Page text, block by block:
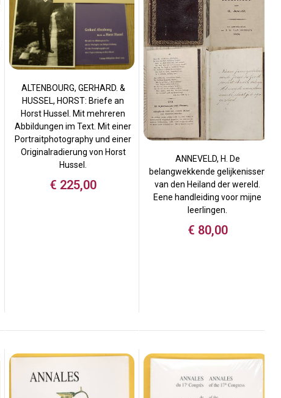
ALTENBOURG, GERHARD. &
HUSSEL, HORST: Briefe an
Horst Hussel. Mit mehreren
Abbildungen im Text. Mit einer
Portraitphotography und einer
Originalradierung von Horst
Hussel.
€ 225,00
ANNEVELD, H. De
belangwekkende gelijkenissen
van den Heiland der wereld.
Eene handleiding voor mijne
leerlingen.
€ 80,00